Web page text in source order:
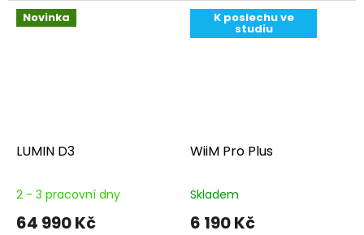
Novinka
LUMIN D3
2 - 3 pracovní dny
64 990 Kč
K poslechu ve
studiu
WiiM Pro Plus
Skladem
6 190 Kč